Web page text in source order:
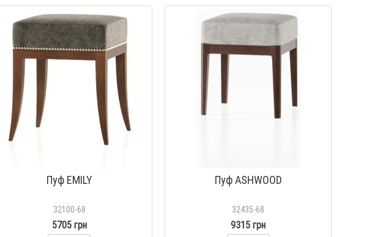
Пуф EMILY
32100-68
5705 грн
Пуф ASHWOOD
32435-68
9315 грн